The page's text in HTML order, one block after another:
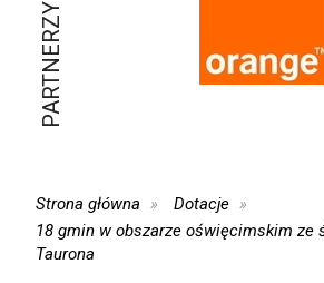
PARTNERZY
Strona główna
Dotacje
18 gmin w obszarze oświęcimskim ze
Taurona